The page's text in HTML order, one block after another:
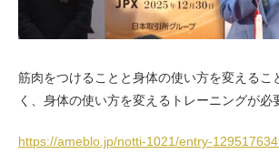
筋肉をつけることと身体の使い方を変えるこ
く、身体の使い方を変えるトレーニングが必
https://ameblo.jp/notti-1021/entry-